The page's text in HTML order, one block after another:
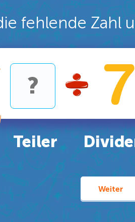
fehlende Zahl
Teiler